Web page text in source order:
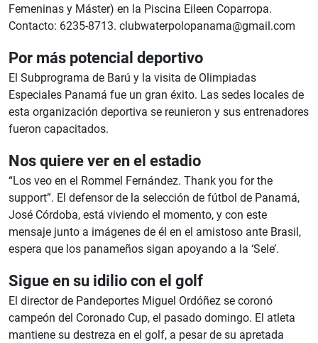
Femeninas y Máster) en la Piscina Eileen Coparropa.
Contacto: 6235-8713. clubwaterpolopanama@gmail.com
Por más potencial deportivo
El Subprograma de Barú y la visita de Olimpiadas
Especiales Panamá fue un gran éxito. Las sedes locales de
esta organización deportiva se reunieron y sus entrenadores
fueron capacitados.
Nos quiere ver en el estadio
“Los veo en el Rommel Fernández. Thank you for the
support”. El defensor de la selección de fútbol de Panamá,
José Córdoba, está viviendo el momento, y con este
mensaje junto a imágenes de él en el amistoso ante Brasil,
espera que los panameños sigan apoyando a la ‘Sele’.
Sigue en su idilio con el golf
El director de Pandeportes Miguel Ordóñez se coronó
campeón del Coronado Cup, el pasado domingo. El atleta
mantiene su destreza en el golf, a pesar de su apretada